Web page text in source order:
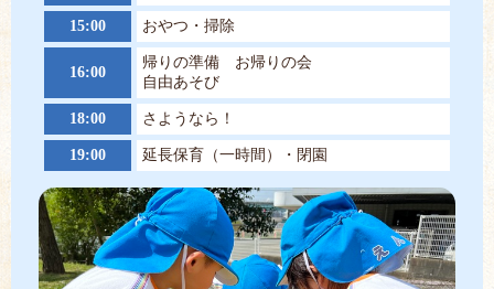
15:00 おやつ・掃除
16:00
帰りの準備 お帰りの会
自由あそび
18:00 さようなら！
19:00 延長保育（一時間）・閉園